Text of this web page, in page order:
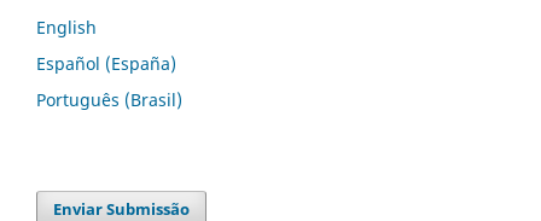
English
Español (España)
Português (Brasil)
Enviar Submissão